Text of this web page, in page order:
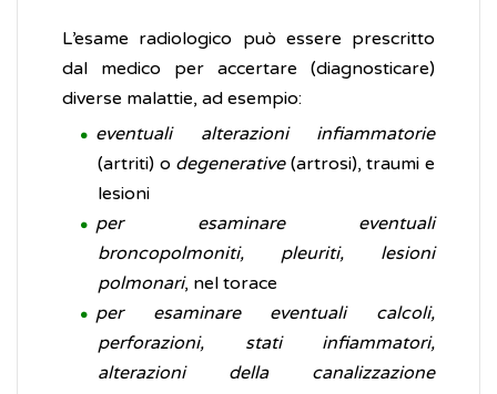
L’esame radiologico può essere prescritto
dal medico per accertare (diagnosticare)
diverse malattie, ad esempio:
eventuali alterazioni infiammatorie
(artriti) o degenerative(artrosi), traumi e
lesioni
per esaminare eventuali
broncopolmoniti, pleuriti, lesioni
polmonari, nel torace
per esaminare eventuali calcoli,
perforazioni, stati infiammatori,
alterazioni della canalizzazione